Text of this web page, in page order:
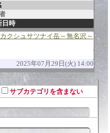
日時
クシュサツナイ岳～無名沢～
2025年07月29日(火) 14:00
サブカテゴリを含まない